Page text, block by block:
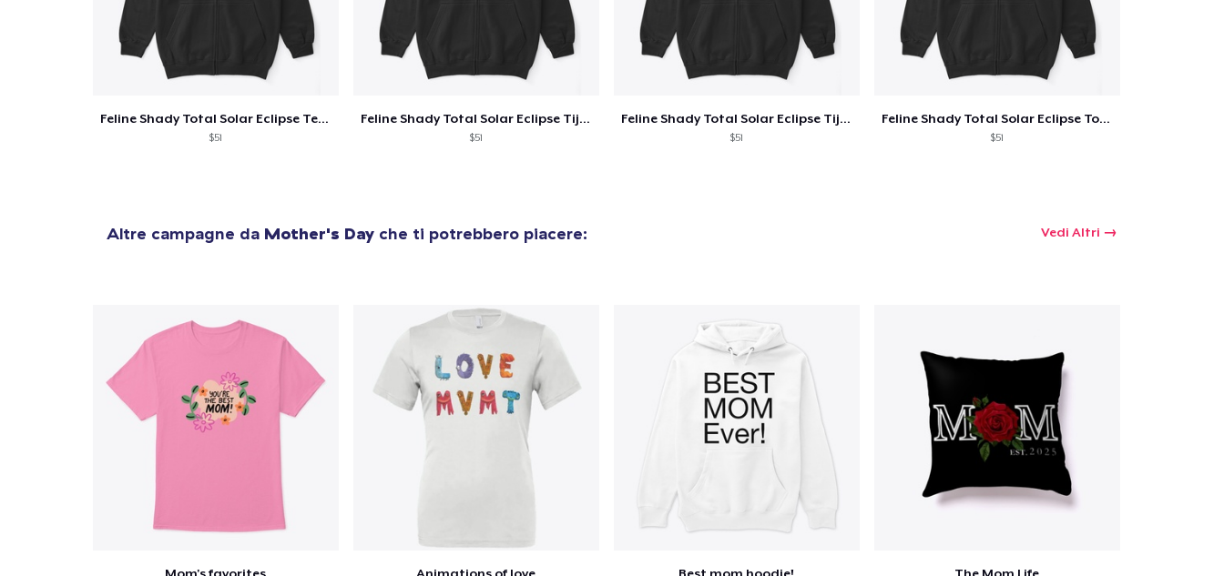
Feline Shady Total Solar Eclipse Texas
$51
Feline Shady Total Solar Eclipse Tijuana
$51
Feline Shady Total Solar Eclipse Tijuana
$51
Feline Shady Total Solar Eclipse Toledo
$51
Altre campagne da Mother's Day che ti potrebbero piacere: Vedi Altri
Women's Classic Tee
23,99 USD
Heavy Tee
24,99 USD